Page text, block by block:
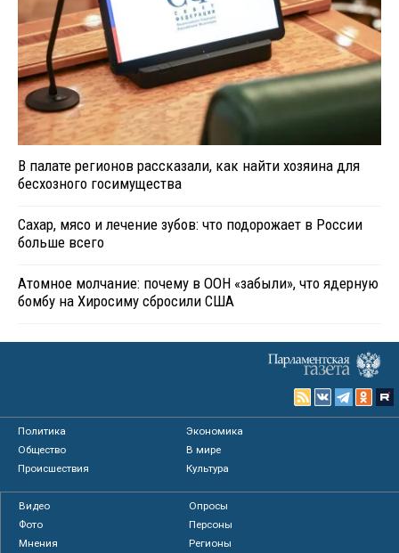
В палате регионов рассказали, как найти хозяина для
бесхозного госимущества
Сахар, мясо и лечение зубов: что подорожает в России
больше всего
Атомное молчание: почему в ООН «забыли», что ядерную
бомбу на Хиросиму сбросили США
Политика
Экономика
Общество
В мире
Происшествия
Культура
Видео
Опросы
Фото
Персоны
Мнения
Регионы